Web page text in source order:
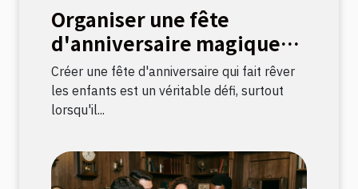
Organiser une fête
d'anniversaire magique
avec une chasse au trésor
sur le thème licorne
Créer une fête d'anniversaire qui fait rêver
les enfants est un véritable défi, surtout
lorsqu'il...